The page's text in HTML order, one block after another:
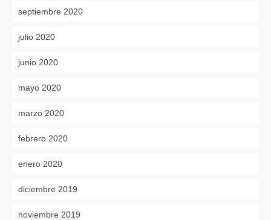
septiembre 2020
julio 2020
junio 2020
mayo 2020
marzo 2020
febrero 2020
enero 2020
diciembre 2019
noviembre 2019